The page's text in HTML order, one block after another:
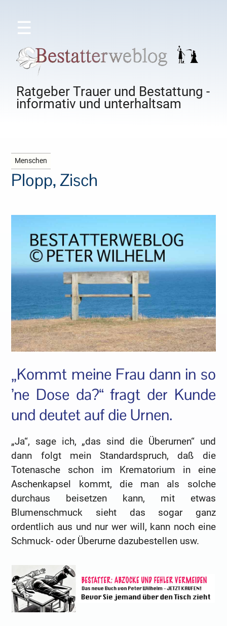
☰
Ratgeber Trauer und Bestattung -
informativ und unterhaltsam
Menschen
Plopp, Zisch
„Kommt meine Frau dann in so
’ne Dose da?“ fragt der Kunde
und deutet auf die Urnen.
„Ja“, sage ich, „das sind die Überurnen“ und
dann folgt mein Standardspruch, daß die
Totenasche schon im Krematorium in eine
Aschenkapsel kommt, die man als solche
durchaus beisetzen kann, mit etwas
Blumenschmuck sieht das sogar ganz
ordentlich aus und nur wer will, kann noch eine
Schmuck- oder Überurne dazubestellen usw.